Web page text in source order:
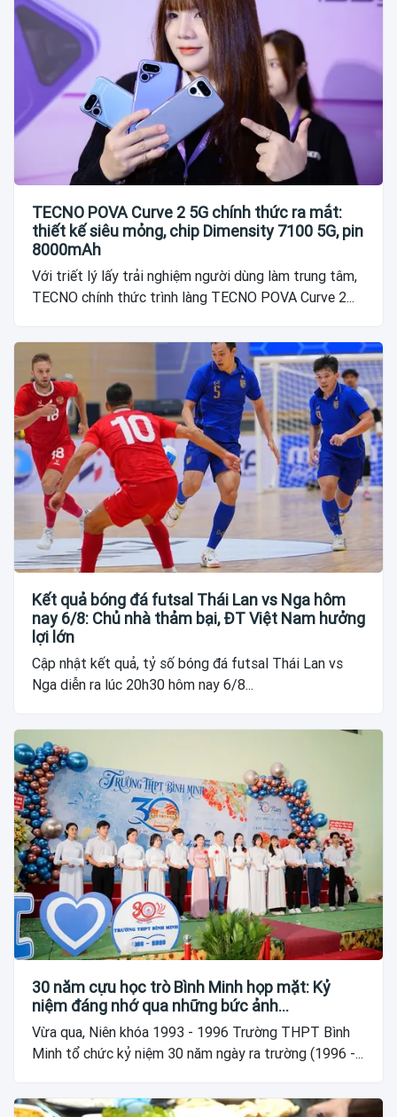
TECNO POVA Curve 2 5G chính thức ra mắt:
thiết kế siêu mỏng, chip Dimensity 7100 5G, pin
8000mAh
Với triết lý lấy trải nghiệm người dùng làm trung tâm,
TECNO chính thức trình làng TECNO POVA Curve 2...
Kết quả bóng đá futsal Thái Lan vs Nga hôm
nay 6/8: Chủ nhà thảm bại, ĐT Việt Nam hưởng
lợi lớn
Cập nhật kết quả, tỷ số bóng đá futsal Thái Lan vs
Nga diễn ra lúc 20h30 hôm nay 6/8...
30 năm cựu học trò Bình Minh họp mặt: Kỷ
niệm đáng nhớ qua những bức ảnh…
Vừa qua, Niên khóa 1993 - 1996 Trường THPT Bình
Minh tổ chức kỷ niệm 30 năm ngày ra trường (1996 -...